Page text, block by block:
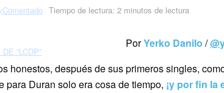
Tiempo de lectura: 2 minutos de lectura
PorYerko Danilo /
honestos, después de sus primeros singles,
para Duran solo era cosa de tiempo, ¡y por fin la